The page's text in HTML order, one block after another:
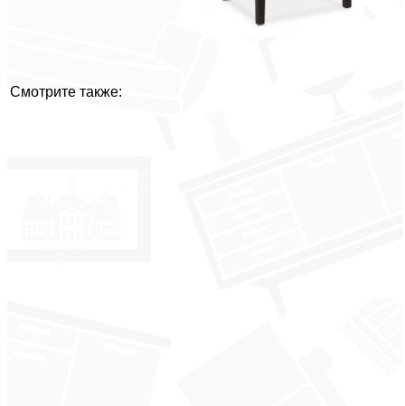
Смотрите также: